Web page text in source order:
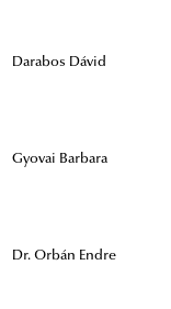
Darabos Dávid
Gyovai Barbara
Dr. Orbán Endre